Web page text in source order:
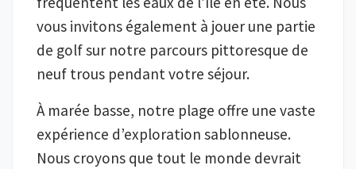
vous invitons également à jouer une partie
de golf sur notre parcours pittoresque de
neuf trous pendant votre séjour.
À marée basse, notre plage offre une vaste
expérience d’exploration sablonneuse.
Nous croyons que tout le monde devrait